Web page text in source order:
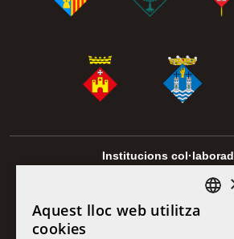
Institucions
DEFAULT
Aquest lloc web utilitza
cookies